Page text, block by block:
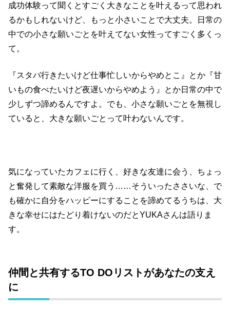
成功体験って聞くとすごく大きなことを叶えるって思われ
るかもしれないけど、もっと小さいことで大丈夫。日常の
中での小さな願いごとを叶えてない女性ってすごく多くっ
て。
『スタバ行きたいけど仕事忙しいからやめとこ』とか『甘
いもの食べたいけど夜遅いからやめよう』とか日常の中で
少しずつ諦めるんですよ。でも、小さな願いごとを無視し
ていると、大きな願いごとって叶わないんです。
気になっていたカフェに行く、好きな友達に会う、ちょっ
と奮発して素敵な洋服を買う……そういったささいな、で
も確かに自分をハッピーにすることを諦めてるうちは、大
きな幸せにはたどり着けないのだとYUKAさんは語りま
す。
仲間と共有するTO DOリストがあなたの支え
に